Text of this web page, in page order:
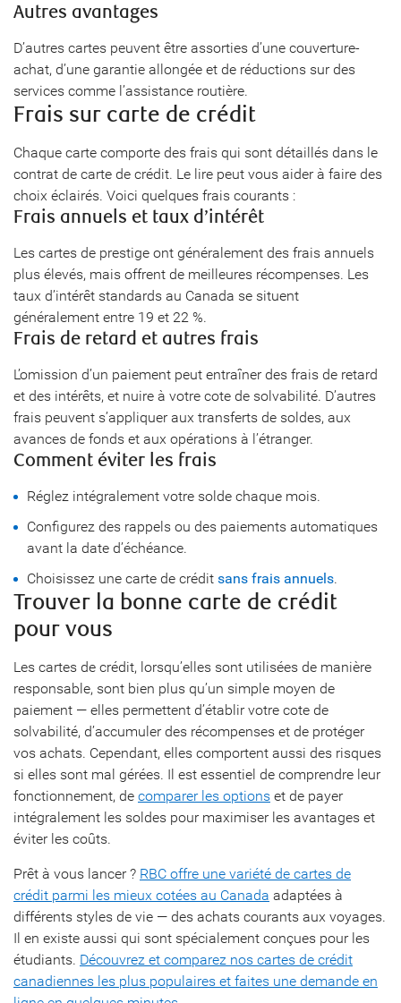
Autres avantages
D’autres cartes peuvent être assorties d’une couverture-
achat, d’une garantie allongée et de réductions sur des
services comme l’assistance routière.
Frais sur carte de crédit
Chaque carte comporte des frais qui sont détaillés dans le
contrat de carte de crédit. Le lire peut vous aider à faire des
choix éclairés. Voici quelques frais courants :
Frais annuels et taux d’intérêt
Les cartes de prestige ont généralement des frais annuels
plus élevés, mais offrent de meilleures récompenses. Les
taux d’intérêt standards au Canada se situent
généralement entre 19 et 22 %.
Frais de retard et autres frais
L’omission d’un paiement peut entraîner des frais de retard
et des intérêts, et nuire à votre cote de solvabilité. D’autres
frais peuvent s’appliquer aux transferts de soldes, aux
avances de fonds et aux opérations à l’étranger.
Comment éviter les frais
Réglez intégralement votre solde chaque mois.
Configurez des rappels ou des paiements automatiques
avant la date d’échéance.
Choisissez une carte de crédit sans frais annuels.
Trouver la bonne carte de crédit
pour vous
Les cartes de crédit, lorsqu’elles sont utilisées de manière
responsable, sont bien plus qu’un simple moyen de
paiement — elles permettent d’établir votre cote de
solvabilité, d’accumuler des récompenses et de protéger
vos achats. Cependant, elles comportent aussi des risques
si elles sont mal gérées. Il est essentiel de comprendre leur
fonctionnement, de comparer les options et de payer
intégralement les soldes pour maximiser les avantages et
éviter les coûts.
Prêt à vous lancer ? RBC offre une variété de cartes de
crédit parmi les mieux cotées au Canada adaptées à
différents styles de vie — des achats courants aux voyages.
Il en existe aussi qui sont spécialement conçues pour les
étudiants. Découvrez et comparez nos cartes de crédit
canadiennes les plus populaires et faites une demande en